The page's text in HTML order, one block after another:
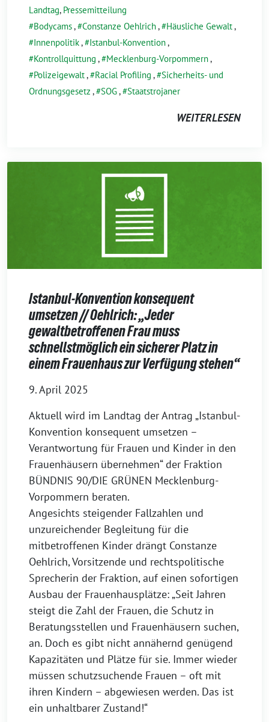
Landtag, Pressemitteilung
Bodycams, Constanze Oehlrich, Häusliche Gewalt,
Innenpolitik, Istanbul-Konvention,
Kontrollquittung , Mecklenburg-Vorpommern,
Polizeigewalt, Racial Profiling , Sicherheits- und
Ordnungsgesetz , SOG, Staatstrojaner
WEITERLESEN
Istanbul-Konvention konsequent
umsetzen // Oehlrich: „Jeder
gewaltbetroffenen Frau muss
schnellstmöglich ein sicherer Platz in
einem Frauenhaus zur Verfügung stehen“
9. April 2025
Aktuell wird im Landtag der Antrag „Istanbul-
Konvention konsequent umsetzen –
Verantwortung für Frauen und Kinder in den
Frauenhäusern übernehmen“ der Fraktion
BÜNDNIS 90/DIE GRÜNEN Mecklenburg-
Vorpommern beraten.
Angesichts steigender Fallzahlen und
unzureichender Begleitung für die
mitbetroffenen Kinder drängt Constanze
Oehlrich, Vorsitzende und rechtspolitische
Sprecherin der Fraktion, auf einen sofortigen
Ausbau der Frauenhausplätze: „Seit Jahren
steigt die Zahl der Frauen, die Schutz in
Beratungsstellen und Frauenhäusern suchen,
an. Doch es gibt nicht annähernd genügend
Kapazitäten und Plätze für sie. Immer wieder
müssen schutzsuchende Frauen – oft mit
ihren Kindern – abgewiesen werden. Das ist
ein unhaltbarer Zustand!“